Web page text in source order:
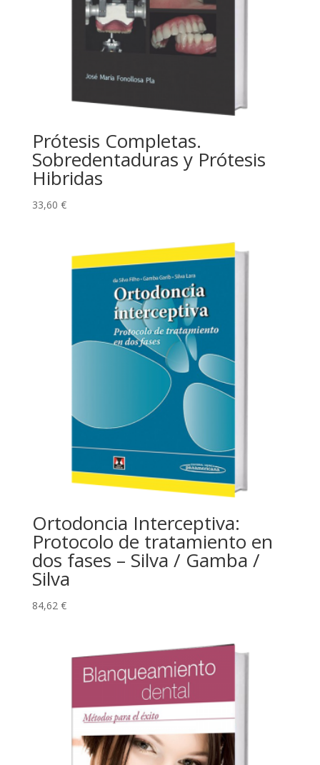
Prótesis Completas.
Sobredentaduras y Prótesis
Hibridas
33,60 €
Ortodoncia Interceptiva:
Protocolo de tratamiento en
dos fases – Silva / Gamba /
Silva
84,62 €